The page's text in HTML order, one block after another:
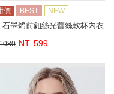
價 BEST NEW
石墨烯前釦絲光蕾絲軟杯內衣
NT. 599